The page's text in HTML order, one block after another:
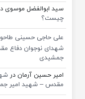
سید ابوالفضل موسوی
چیست؟
علی حاجی حسینی
شهدای نوجوان دفاع
جمشیدی
امیر حسین آرمان در
مقدس – شهید امیر